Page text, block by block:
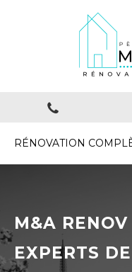
RÉNOVATION
M&A
EXPERTS